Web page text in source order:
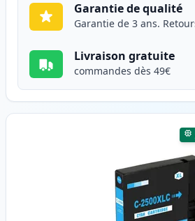
Garantie de qualité
Garantie de 3 ans.
Livraison gratuite
commandes dès 49€